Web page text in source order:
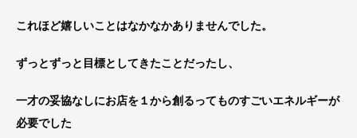
これほど嬉しいことはなかなかありませんでした。
ずっとずっと目標としてきたことだったし、
一才の妥協なしにお店を１から創るってものすごいエネルギーが
必要でした